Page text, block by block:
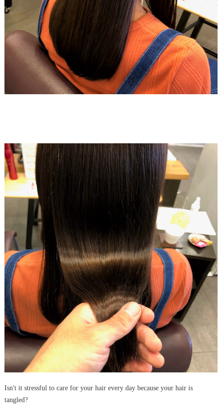
Isn't it stressful to care for your hair every day because your hair is
tangled?